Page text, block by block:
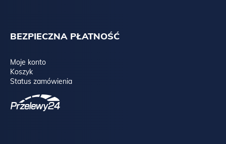
BEZPIECZNA PŁATNOŚĆ
Moje konto
Koszyk
Status zamówienia